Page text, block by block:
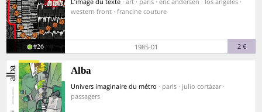
western front · francine couture
#26 1985-01 2 €
Alba
Univers imaginaire du métro · paris · julio cortázar ·
passagers